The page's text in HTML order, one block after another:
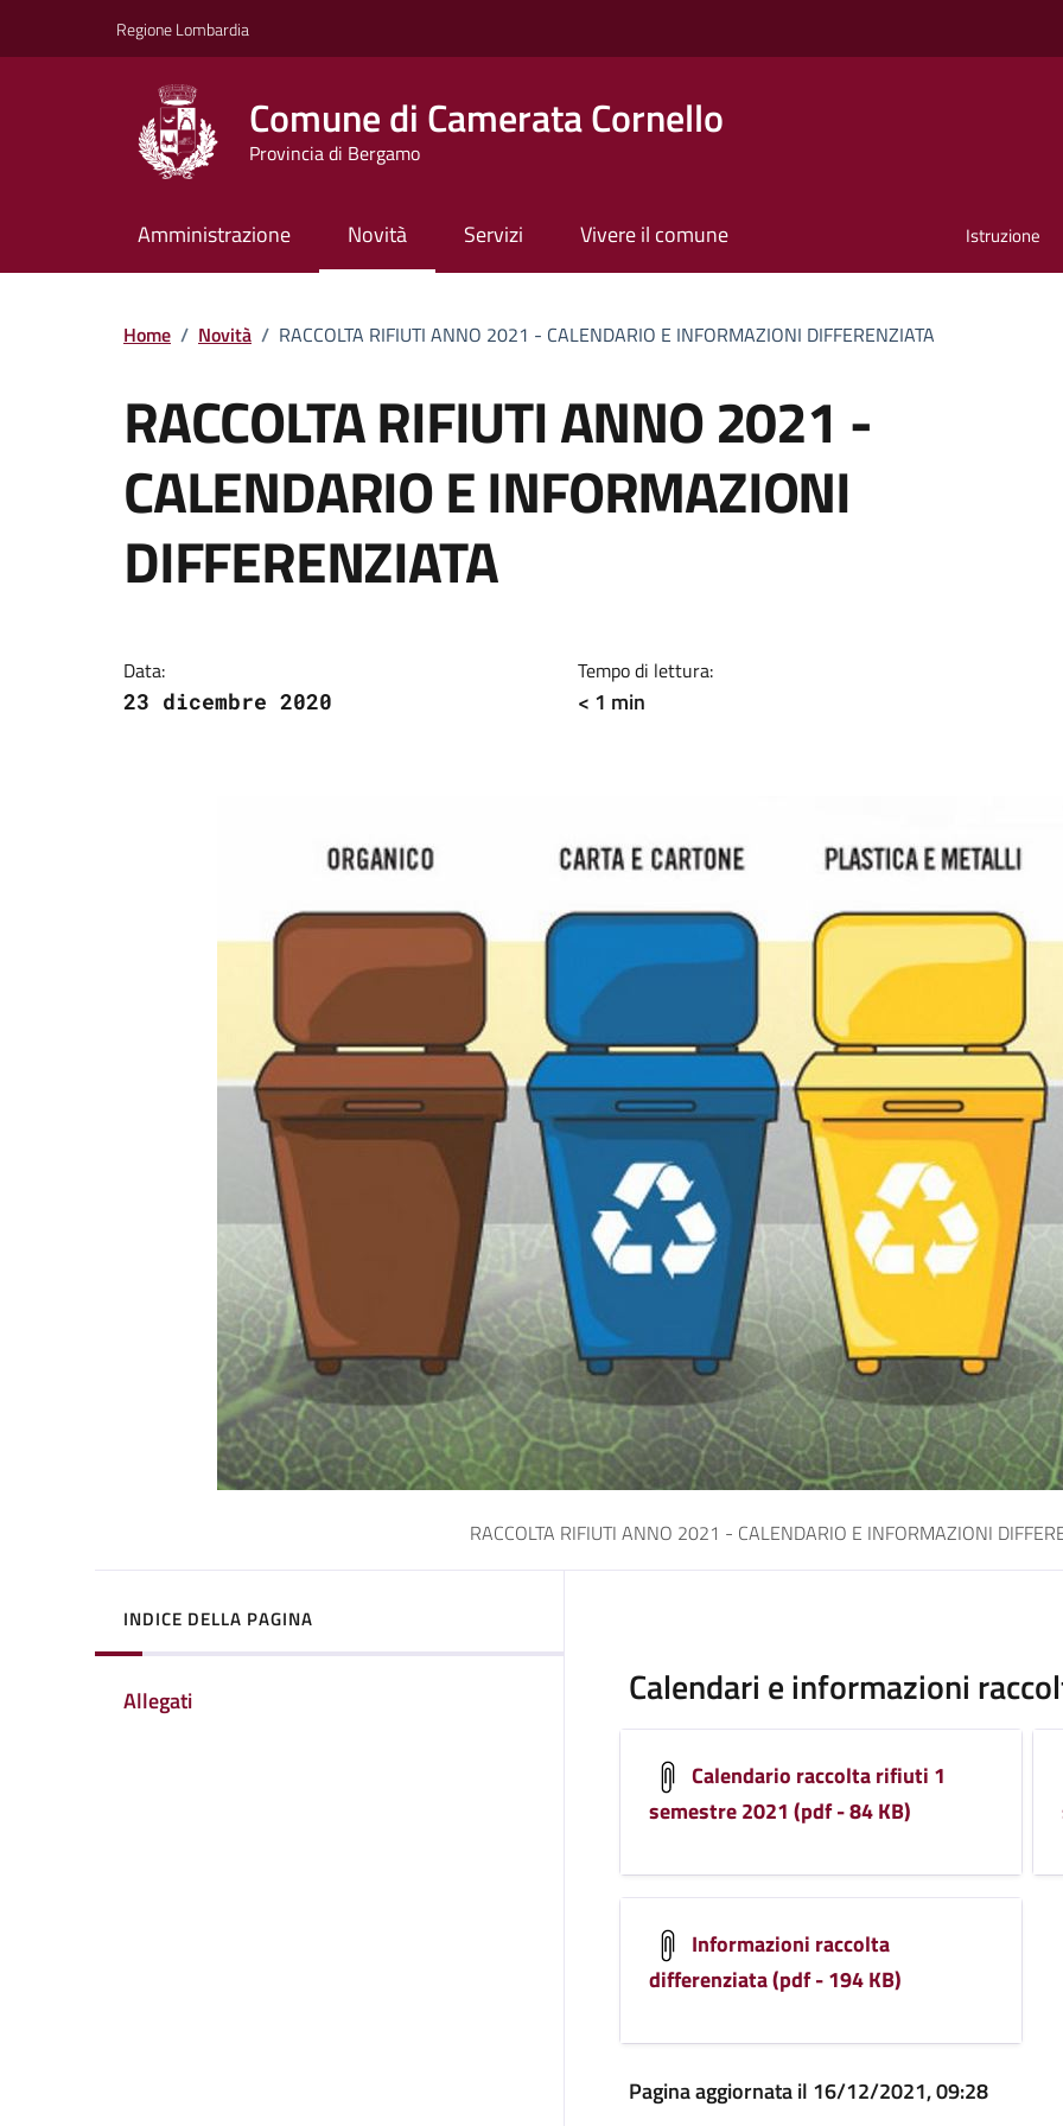
Regione Lombardia
Comune di Camerata Cornello
Provincia di Bergamo
Amministrazione Novità Servizi Vivere il comune Istruzione
Home / Novità / RACCOLTA RIFIUTI ANNO 2021 - CALENDARIO E INFORMAZIONI DIFFERENZIATA
RACCOLTA RIFIUTI ANNO 2021 -
CALENDARIO E INFORMAZIONI
DIFFERENZIATA
Data:
23 dicembre 2020
Tempo di lettura:
< 1 min
RACCOLTA RIFIUTI ANNO 2021 - CALENDARIO E INFORMAZIONI
INDICE DELLA PAGINA
Allegati Calendari e informazioni
Calendario raccolta rifiuti 1
semestre 2021 (pdf - 84 KB)
Informazioni raccolta
differenziata (pdf - 194 KB)
Pagina aggiornata il 16/12/2021, 09:28